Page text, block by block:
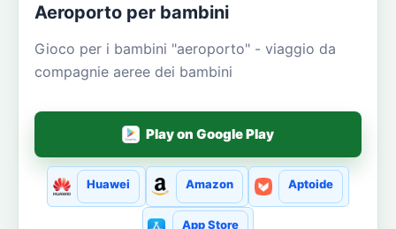
Aeroporto per bambini
Gioco per i bambini "aeroporto" - viaggio da
compagnie aeree dei bambini
Play on Google Play
Huawei Amazon Aptoide
App Store